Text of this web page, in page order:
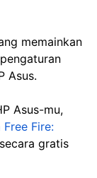
memainkan
Asus.
Asus-mu,
Free Fire:
secara gratis